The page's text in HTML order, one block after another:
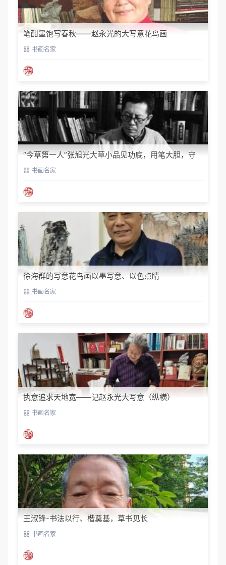
笔酣墨饱写春秋——赵永光的大写意花鸟画
书画名家
“今草第一人”张旭光大草小品见功底，用笔大胆，守
正创新‌！
书画名家
徐海群的写意花鸟画以墨写意、以色点睛
书画名家
执意追求天地宽——记赵永光大写意（纵横）
书画名家
王淑锋-书法以行、楷奠基，草书见长
书画名家